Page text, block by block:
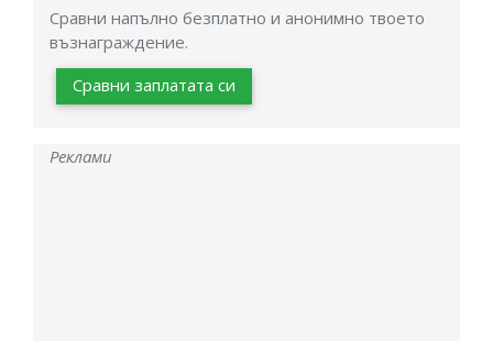
Сравни напълно безплатно и анонимно твоето
възнаграждение.
Сравни заплатата си
Реклами